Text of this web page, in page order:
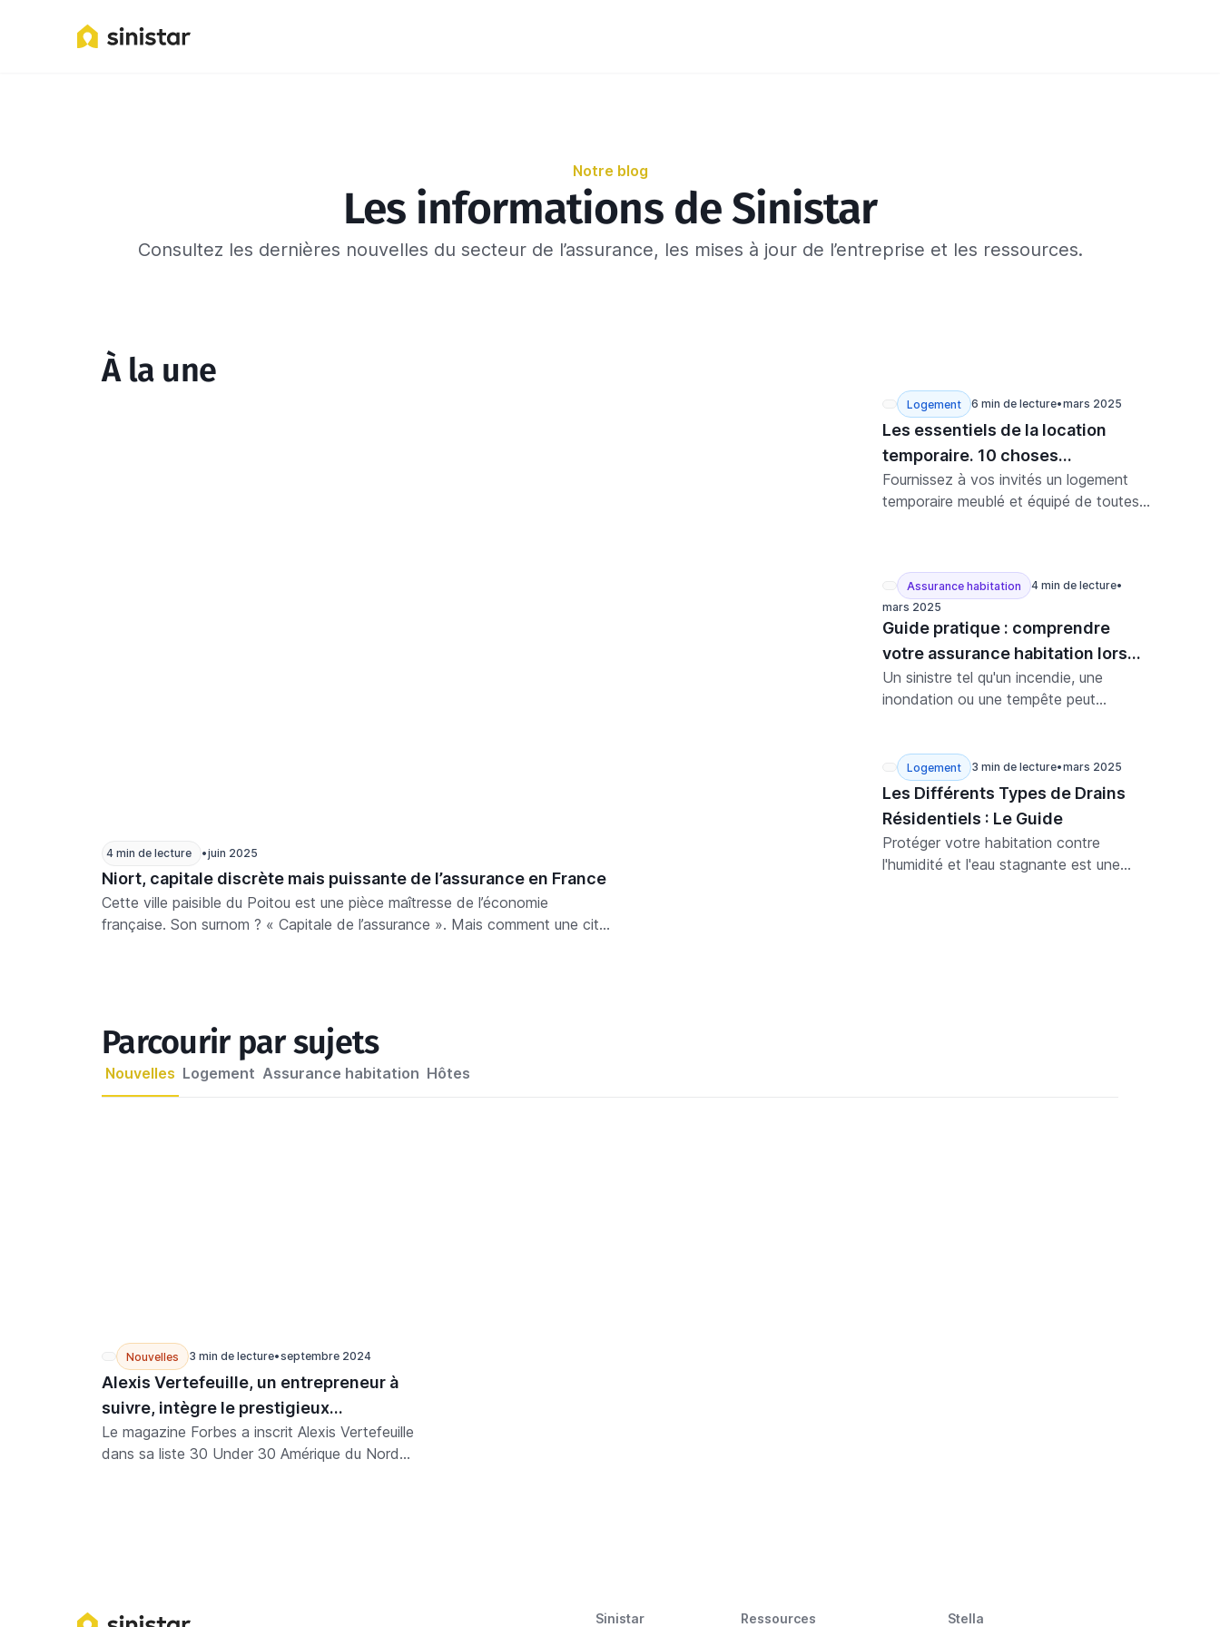
Notre blog
Les informations de Sinistar
Consultez les dernières nouvelles du secteur de l’assurance, les mises à jour de l’entreprise et les ressources.
À la une
4 min de lecture •juin 2025
Niort, capitale discrète mais puissante de l’assurance en France
Cette ville paisible du Poitou est une pièce maîtresse de l’économie
française. Son surnom ? « Capitale de l’assurance ». Mais comment une cité
Logement 6 min de lecture•mars 2025
Les essentiels de la location
temporaire. 10 choses
indispensables à avoir !
Fournissez à vos invités un logement
temporaire meublé et équipé de toutes
Assurance habitation 4 min de lecture•
mars 2025
Guide pratique : comprendre
votre assurance habitation lors
d'un sinistre
Un sinistre tel qu'un incendie, une
inondation ou une tempête peut
de relogement d'urgence, il faut agir vite.
Trouver un nouveau logement
temporaire et gérer son assurance
habitation peut sembler être un vrai
casse-tête. Démêlons ensemble les
démarches à suivre en cas de sinistre
Logement 3 min de lecture•mars 2025
Les Différents Types de Drains
Résidentiels : Le Guide
Protéger votre habitation contre
l'humidité et l'eau stagnante est une
Parcourir par sujets
Nouvelles Logement Assurance habitation Hôtes
Nouvelles 3 min de lecture•septembre 2024
Alexis Vertefeuille, un entrepreneur à
suivre, intègre le prestigieux
classement Forbes 30 Under 30
Le magazine Forbes a inscrit Alexis Vertefeuille
dans sa liste 30 Under 30 Amérique du Nord
Sinistar Ressources Stella